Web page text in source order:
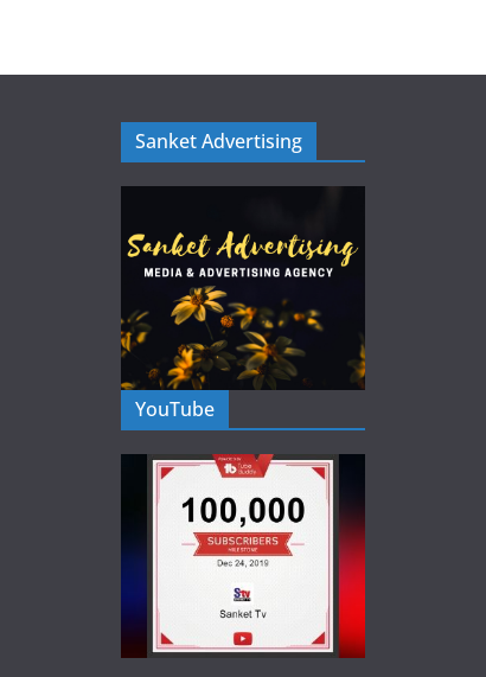
Sanket Advertising
YouTube